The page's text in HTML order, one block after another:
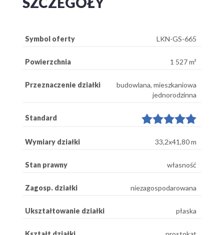
Symbol oferty LKN-GS-665
Powierzchnia 1 527 m²
Przeznaczenie działki
budowlana, mieszkaniowa
jednorodzinna
Standard
Wymiary działki 33,2x41,80 m
Stan prawny własność
Zagosp. działki niezagospodarowana
Ukształtowanie działki płaska